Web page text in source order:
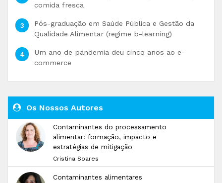
comida fresca
Pós-graduação em Saúde Pública e Gestão da
Qualidade Alimentar (regime b-learning)
Um ano de pandemia deu cinco anos ao e-
commerce
Os Nossos Autores
Contaminantes do processamento
alimentar: formação, impacto e
estratégias de mitigação
Cristina Soares
Contaminantes alimentares